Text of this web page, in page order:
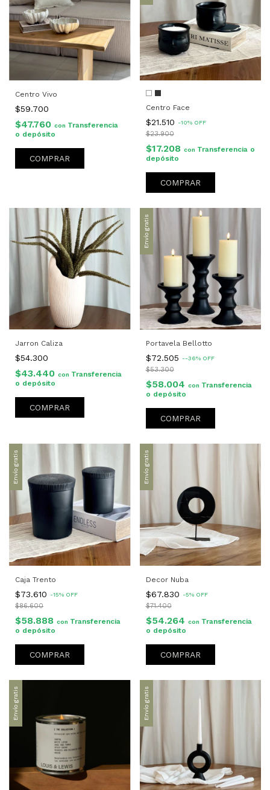
Centro Vivo
$59.700
$47.760 con Transferencia
o depósito
COMPRAR
Centro Face
$21.510 -10% OFF
$23.900
$17.208 con Transferencia o
depósito
COMPRAR
Jarron Caliza
$54.300
$43.440 con Transferencia
o depósito
COMPRAR
Envío gratis
Portavela Bellotto
$72.505 --36% OFF
$53.300
$58.004 con Transferencia
o depósito
COMPRAR
Envío gratis
Caja Trento
$73.610 -15% OFF
$86.600
$58.888 con Transferencia
o depósito
COMPRAR
Envío gratis
Decor Nuba
$67.830 -5% OFF
$71.400
$54.264 con Transferencia
o depósito
COMPRAR
Envío gratis Envío gratis